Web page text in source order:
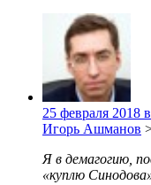
25 февраля 2018
Игорь Ашманов
Я в демагогию,
«куплю